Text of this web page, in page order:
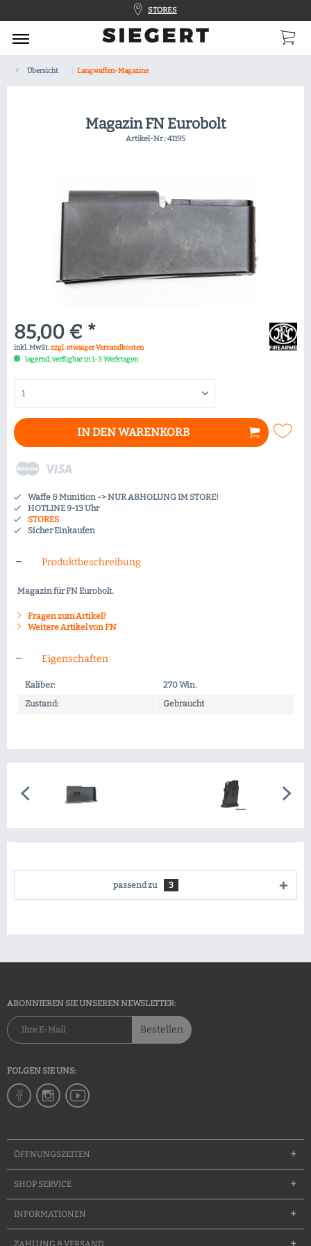
STORES
Übersicht Langwaffen-Magazine
Magazin FN Eurobolt
Artikel-Nr.:41195
85,00 € *
inkl. MwSt.zzgl. etwaiger Versandkosten
lagernd, verfügbar in 1-3 Werktagen
IN DENWARENKORB
Waffe & Munition -> NUR ABHOLUNG IM STORE!
HOTLINE 9-13 Uhr
STORES
Sicher Einkaufen
Produktbeschreibung
Magazin für FN Eurobolt.
Fragen zum Artikel?
Weitere Artikel von FN
Eigenschaften
Kaliber:
270 Win.
Zustand:
Gebraucht
passend zu 3
ABONNIEREN SIE UNSEREN NEWSLETTER:
Bestellen
FOLGEN SIE UNS:
ÖFFNUNGSZEITEN
SHOP SERVICE
INFORMATIONEN
ZAHLUNG & VERSAND